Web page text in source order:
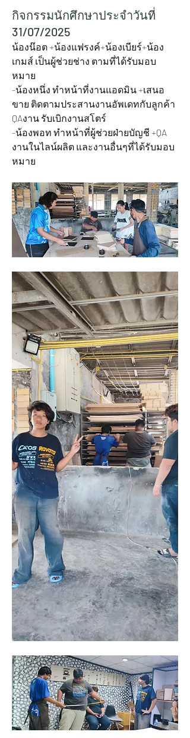
กิจกรรมนักศึกษาประจำวันที่
31/07/2025
น้องน๊อต +น้องแฟรงค์+น้องเบียร์+น้อง
เกมส์ เป็นผู้ช่วยช่าง ตามที่ได้รับมอบ
หมาย
-น้องหนึ่ง ทำหน้าที่งานแอดมิน +เสนอ
ขาย ติดตามประสานงานอัพเดทกับลูกค้า
QAงาน รับเบิกงานสโตร์
-น้องพอท ทำหน้าที่ผู้ช่วยฝ่ายบัญชี +QA
งานในไลน์ผลิต และงานอื่นๆที่ได้รับมอบ
หมาย